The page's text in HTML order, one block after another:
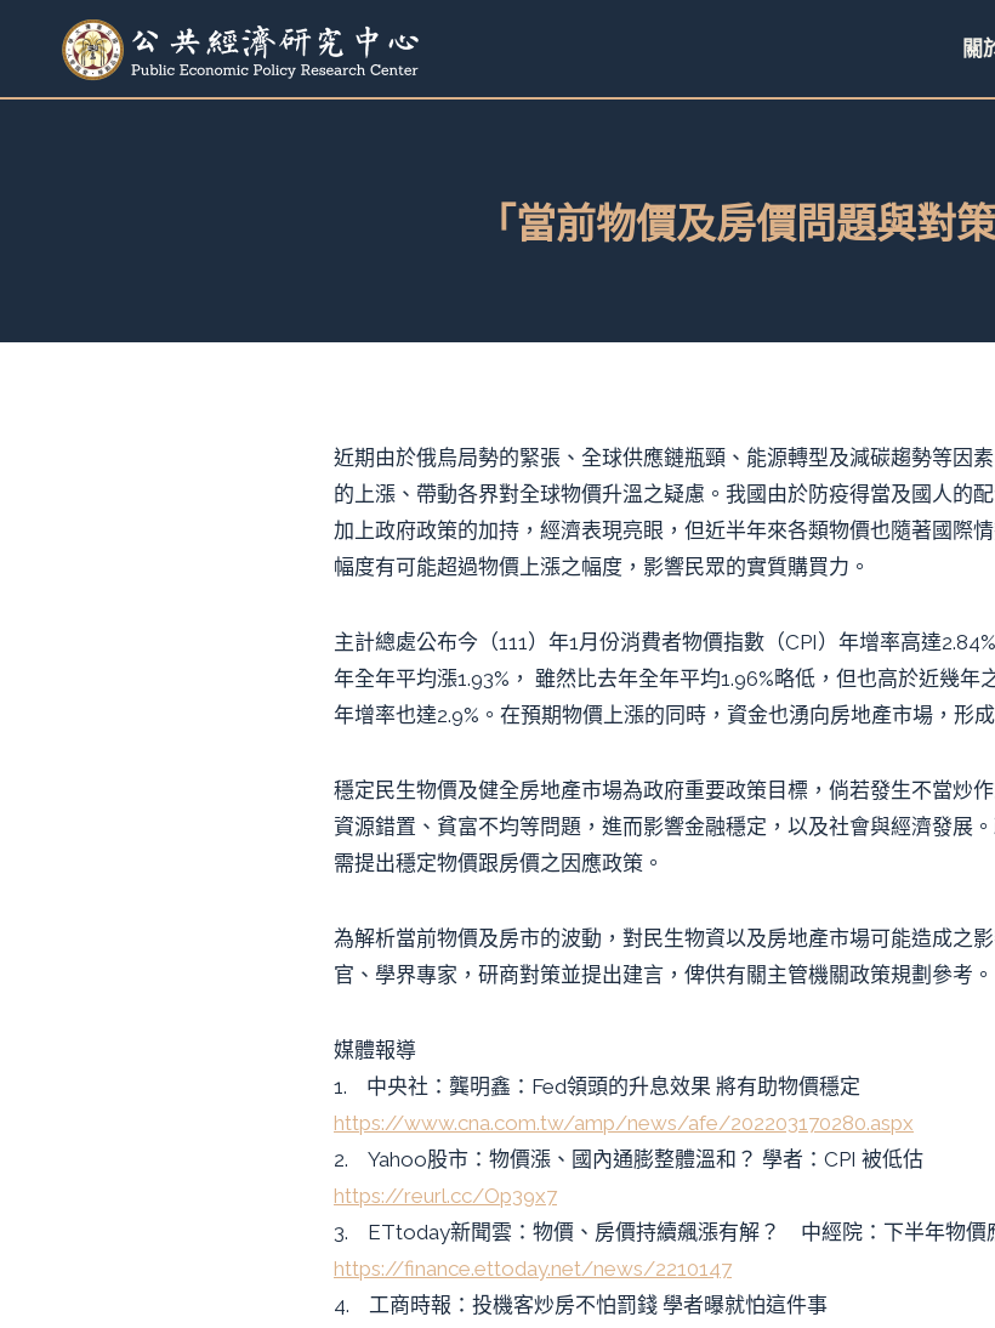
關
「當前物價及房價問題與對
近期由於俄烏局勢的緊張、全球供應鏈瓶頸、能源轉型及減碳趨勢等因
的上漲、帶動各界對全球物價升溫之疑慮。我國由於防疫得當及國人的
加上政府政策的加持，經濟表現亮眼，但近半年來各類物價也隨著國際
幅度有可能超過物價上漲之幅度，影響民眾的實質購買力。
主計總處公布今（111）年1月份消費者物價指數（CPI）年增率高達
年全年平均漲1.93%， 雖然比去年全年平均1.96%略低，但也高於近幾年
年增率也達2.9%。在預期物價上漲的同時，資金也湧向房地產市場，形
穩定民生物價及健全房地產市場為政府重要政策目標，倘若發生不當炒
資源錯置、貧富不均等問題，進而影響金融穩定，以及社會與經濟發展
需提出穩定物價跟房價之因應政策。
為解析當前物價及房市的波動，對民生物資以及房地產市場可能造成之
官、學界專家，研商對策並提出建言，俾供有關主管機關政策規劃參考。
媒體報導
1. 中央社：龔明鑫：Fed領頭的升息效果 將有助物價穩定
https://www.cna.com.tw/amp/news/afe/202203170280.aspx
2. Yahoo股市：物價漲、國內通膨整體溫和？ 學者：CPI 被低估
https://reurl.cc/Op39x7
3. ETtoday新聞雲：物價、房價持續飆漲有解？ 中經院：下半年物價
https://finance.ettoday.net/news/2210147
4. 工商時報：投機客炒房不怕罰錢 學者曝就怕這件事